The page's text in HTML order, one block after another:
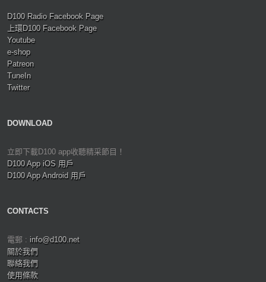
D100 Radio Facebook Page
上環D100 Facebook Page
Youtube
e-shop
Patreon
TuneIn
Twitter
DOWNLOAD
立即下載D100 app收聽精采節目！
D100 App iOS 用戶
D100 App Android 用戶
CONTACTS
電郵 : info@d100.net
關於我們
聯絡我們
使用條款